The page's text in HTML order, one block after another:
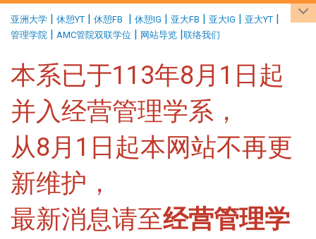
亚洲大学 | 休憩YT | 休憩FB | 休憩IG | 亚大FB | 亚大IG | 亚大YT |
管理学院 | AMC管院双联学位 | 网站导览 |联络我们
本系已于113年8月1日起
并入经营管理学系，
从8月1日起本网站不再更
新维护，
最新消息请至经营管理学